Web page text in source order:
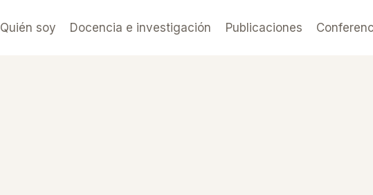
Quién soy Docencia e investigación Publicaciones